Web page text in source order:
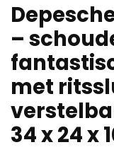
–
met
34 x 24 x